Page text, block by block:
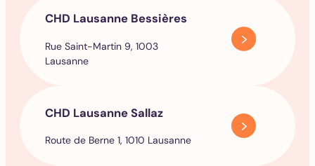
CHD Lausanne Bessières
Rue Saint-Martin 9, 1003
Lausanne
CHD Lausanne Sallaz
Route de Berne 1, 1010 Lausanne